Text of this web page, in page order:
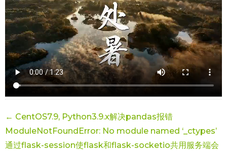
← CentOS7.9, Python3.9.x解决pandas报错
ModuleNotFoundError: No module named ‘_ctypes’
通过flask-session使flask和flask-socketio共用服务端会